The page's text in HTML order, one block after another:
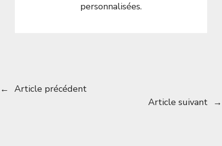
personnalisées.
← Article précédent
Article suivant →